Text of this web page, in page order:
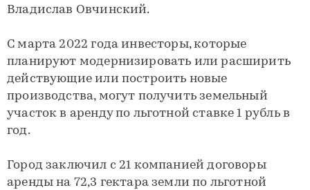
Владислав Овчинский.
С марта 2022 года инвесторы, которые
планируют модернизировать или расширить
действующие или построить новые
производства, могут получить земельный
участок в аренду по льготной ставке 1 рубль в
год.
Город заключил с 21 компанией договоры
аренды на 72,3 гектара земли по льготной